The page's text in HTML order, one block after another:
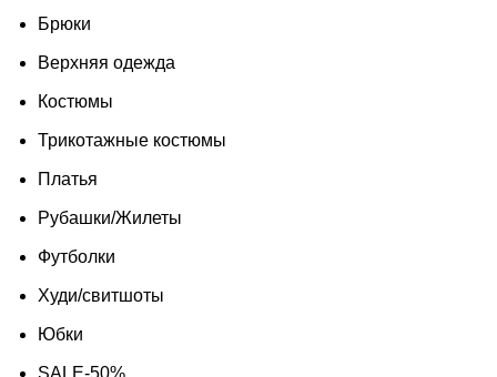
Брюки
Верхняя одежда
Костюмы
Трикотажные костюмы
Платья
Рубашки/Жилеты
Футболки
Худи/свитшоты
Юбки
SALE-50%